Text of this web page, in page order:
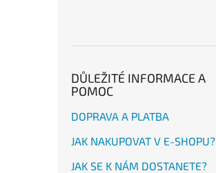
DŮLEŽITÉ INFORMACE A
POMOC
DOPRAVA A PLATBA
JAK NAKUPOVAT V E-SHOPU?
JAK SE K NÁM DOSTANETE?